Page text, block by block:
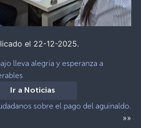
el 22-12-2025.
lleva alegría y esperanza a
Ir a Noticias
sobre el pago del aguinaldo.
»»